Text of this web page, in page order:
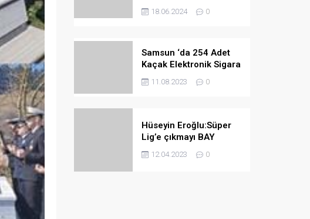
Olsun
18.06.2024 0
Samsun ‘da 254 Adet
Kaçak Elektronik Sigara
Ele Geçirilmiştir
11.08.2023 0
Hüseyin Eroğlu:Süper
Lig’e çıkmayı BAY
haftada bile
garantileyebiliriz
12.04.2023 0